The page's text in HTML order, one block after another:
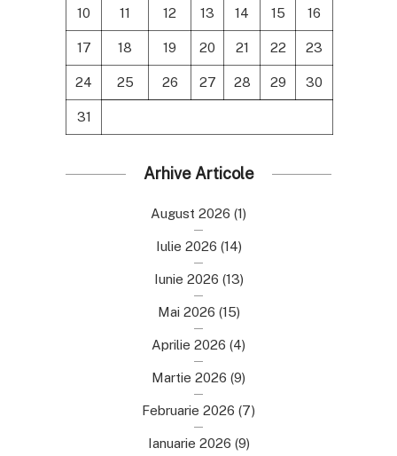
10 11 12 13 14 15 16
17 18 19 20 21 22 23
24 25 26 27 28 29 30
31
Arhive Articole
August 2026 (1)
Iulie 2026 (14)
Iunie 2026 (13)
Mai 2026 (15)
Aprilie 2026 (4)
Martie 2026 (9)
Februarie 2026 (7)
Ianuarie 2026 (9)